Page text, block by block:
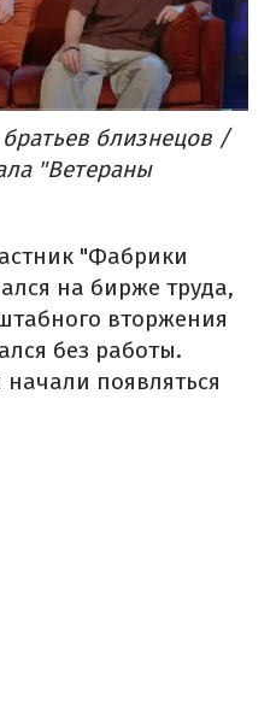
близнецов /
"Ветераны
"Фабрики
на бирже труда,
вторжения
без работы.
появляться